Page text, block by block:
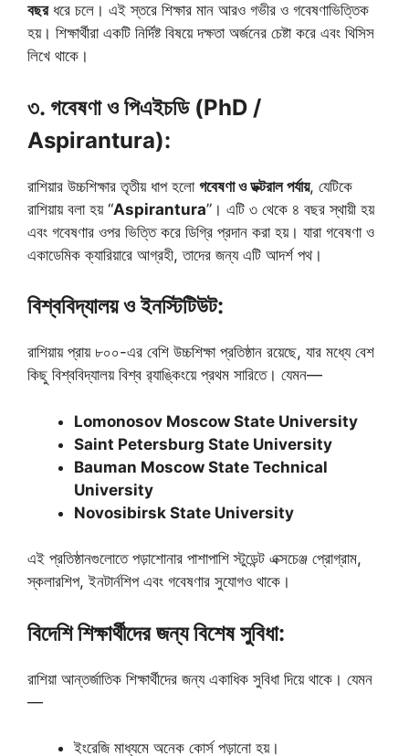
বছরধরে চলে। এই স্তরে শিক্ষার মান আরও গভীর ও গবেষণাভিত্তিক
হয়। শিক্ষার্থীরা একটি নির্দিষ্ট বিষয়ে দক্ষতা অর্জনের চেষ্টা করে এবং থিসিস
লিখে থাকে।
৩. গবেষণা ও পিএইচডি (PhD /
Aspirantura):
রাশিয়ার উচ্চশিক্ষার তৃতীয় ধাপ হলো গবেষণা ও ডক্টরাল পর্যায়, যেটিকে
রাশিয়ায় বলা হয় “Aspirantura”। এটি ৩ থেকে ৪ বছর স্থায়ী হয়
এবং গবেষণার ওপর ভিত্তি করে ডিগ্রি প্রদান করা হয়। যারা গবেষণা ও
একাডেমিক ক্যারিয়ারে আগ্রহী, তাদের জন্য এটি আদর্শ পথ।
বিশ্ববিদ্যালয় ও ইনস্টিটিউট:
রাশিয়ায় প্রায় ৮০০-এর বেশি উচ্চশিক্ষা প্রতিষ্ঠান রয়েছে, যার মধ্যে বেশ
কিছু বিশ্ববিদ্যালয় বিশ্ব র‍্যাঙ্কিংয়ে প্রথম সারিতে। যেমন—
Lomonosov Moscow State University
Saint Petersburg State University
Bauman Moscow State Technical
University
Novosibirsk State University
এই প্রতিষ্ঠানগুলোতে পড়াশোনার পাশাপাশি স্টুডেন্ট এক্সচেঞ্জ প্রোগ্রাম,
স্কলারশিপ, ইনটার্নশিপ এবং গবেষণার সুযোগও থাকে।
বিদেশি শিক্ষার্থীদের জন্য বিশেষ সুবিধা:
রাশিয়া আন্তর্জাতিক শিক্ষার্থীদের জন্য একাধিক সুবিধা দিয়ে থাকে। যেমন
—
ইংরেজি মাধ্যমে অনেক কোর্স পড়ানো হয়।